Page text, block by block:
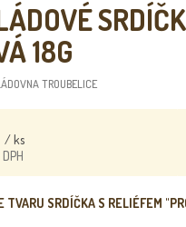
18G
TROUBELICE
/ ks
TVARU SRDÍČKA S RELIÉFEM